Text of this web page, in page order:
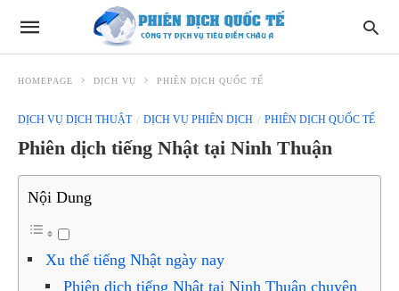
HOMEPAGE DỊCH VỤ PHIÊN DỊCH QUỐC TẾ
DỊCH VỤ DỊCH THUẬT DỊCH VỤ PHIÊN DỊCH PHIÊN DỊCH QUỐC TẾ
Phiên dịch tiếng Nhật tại Ninh Thuận
Nội Dung
Xu thế tiếng Nhật ngày nay
Phiên dịch tiếng Nhật tại Ninh Thuận chuyên